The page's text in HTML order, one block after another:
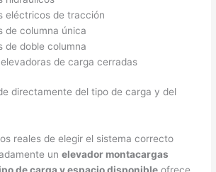
eléctricos de tracción
de columna única
de doble columna
de carga cerradas
directamente del tipo de carga y del
reales de elegir el sistema correcto
unelevador montacargas